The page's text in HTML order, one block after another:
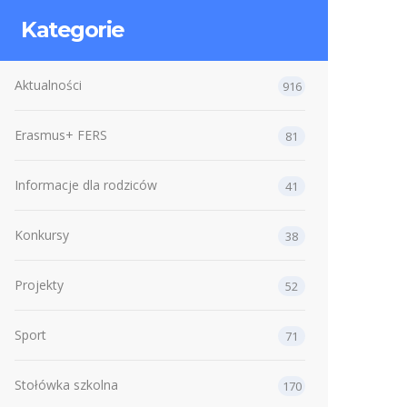
Kategorie
Aktualności 916
Erasmus+ FERS 81
Informacje dla rodziców 41
Konkursy 38
Projekty 52
Sport 71
Stołówka szkolna 170